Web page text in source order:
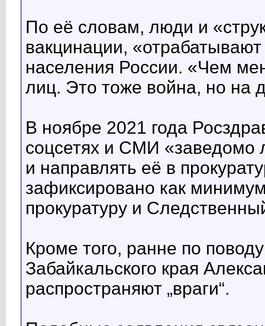
По её словам, люди и
вакцинации,
населения России. «Чем
лиц. Это тоже война, но на
В ноябре 2021 года
соцсетях и СМИ «заведомо
и направлять её в
зафиксировано как
прокуратуру и
Кроме того, ранне по
Забайкальского края
распространяют „враги“.